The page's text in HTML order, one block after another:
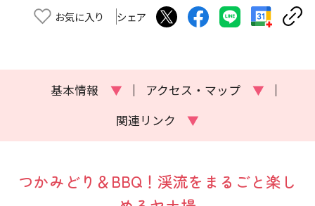
お気に入り シェア
基本情報 ▼ アクセス・マップ
▼
関連リンク
▼
つかみどり＆BBQ！渓流をまるごと楽し